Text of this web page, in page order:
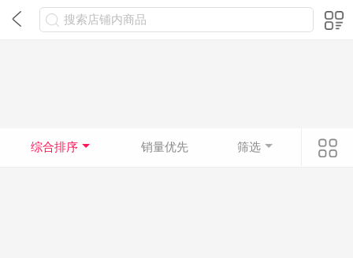
搜索店铺内商品
综合排序 销量优先 筛选